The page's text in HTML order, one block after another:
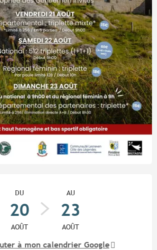
DU
20
AOÛT
AU
23
AOÛT
à mon calendrier Google